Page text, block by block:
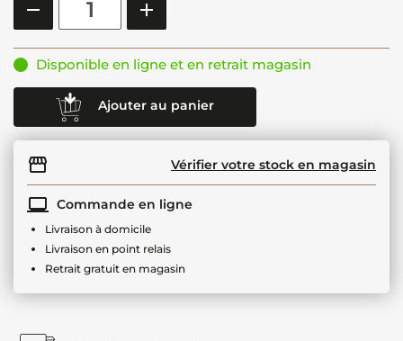
Disponible en ligne et en retrait magasin
Ajouter au panier
Vérifier votre stock en magasin
Commande en ligne
Livraison à domicile
Livraison en point relais
Retrait gratuit en magasin